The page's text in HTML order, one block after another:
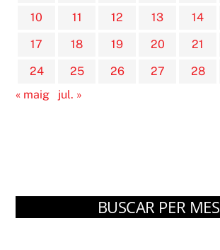
10
11 12 13 14
17
18 19 20 21
24
25 26 27 28
« maig
jul. »
BUSCAR PER MES